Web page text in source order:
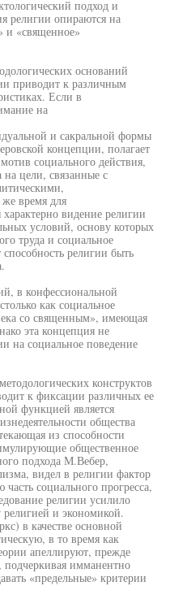
подход и
религии опираются на
и «священное»
оснований
приводит к различным
Если в
на
и сакральной формы
концепции, полагает
социального действия,
цели, связанные с
время для
видение религии
условий, основу которых
труда и социальное
религии быть
в конфессиональной
как социальное
со священным», имеющая
эта концепция не
на социальное поведение
конструктов
к фиксации различных ее
функцией является
общества
из способности
общественное
подхода М.Вебер,
видел в религии фактор
социального прогресса,
религии усилило
и экономикой.
в качестве основной
в то время как
апеллируют, прежде
имманентно
«предельные» критерии